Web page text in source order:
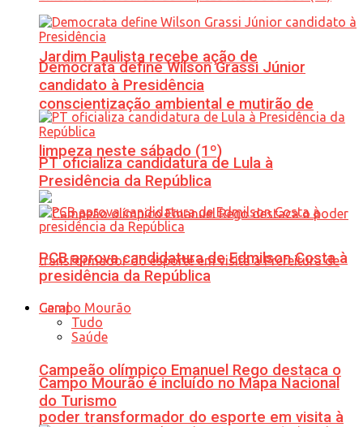
Jardim Paulista recebe ação de
conscientização ambiental e mutirão de
limpeza neste sábado (1º)
Campeão olímpico Emanuel Rego destaca o
poder transformador do esporte em visita à
Democrata define Wilson Grassi Júnior
candidato à Presidência
PT oficializa candidatura de Lula à
Presidência da República
PCB aprova candidatura de Edmilson Costa à
presidência da República
Geral
Tudo
Saúde
Campo Mourão é incluído no Mapa Nacional
do Turismo